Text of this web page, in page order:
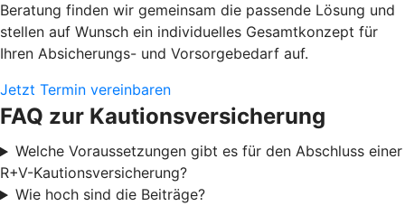
Beratung finden wir gemeinsam die passende Lösung und
stellen auf Wunsch ein individuelles Gesamtkonzept für
Ihren Absicherungs- und Vorsorgebedarf auf.
Jetzt Termin vereinbaren
FAQ zur Kautionsversicherung
Welche Voraussetzungen gibt es für den Abschluss einer
R+V-Kautionsversicherung?
Wie hoch sind die Beiträge?